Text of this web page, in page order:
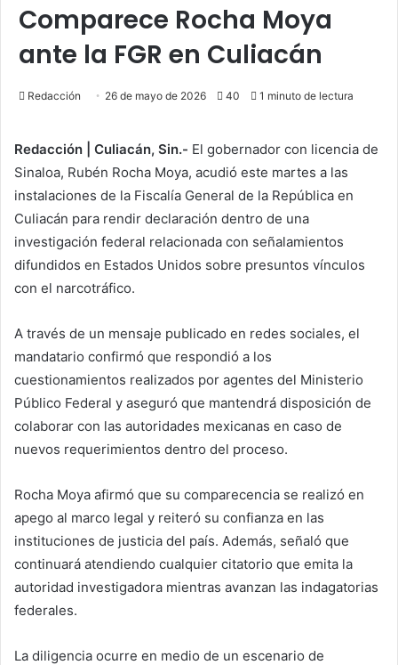
Comparece Rocha Moya
ante la FGR en Culiacán
Redacción 26 de mayo de 2026 40 1 minuto de lectura
Redacción | Culiacán, Sin.- El gobernador con licencia de
Sinaloa, Rubén Rocha Moya, acudió este martes a las
instalaciones de la Fiscalía General de la República en
Culiacán para rendir declaración dentro de una
investigación federal relacionada con señalamientos
difundidos en Estados Unidos sobre presuntos vínculos
con el narcotráfico.
A través de un mensaje publicado en redes sociales, el
mandatario confirmó que respondió a los
cuestionamientos realizados por agentes del Ministerio
Público Federal y aseguró que mantendrá disposición de
colaborar con las autoridades mexicanas en caso de
nuevos requerimientos dentro del proceso.
Rocha Moya afirmó que su comparecencia se realizó en
apego al marco legal y reiteró su confianza en las
instituciones de justicia del país. Además, señaló que
continuará atendiendo cualquier citatorio que emita la
autoridad investigadora mientras avanzan las indagatorias
federales.
La diligencia ocurre en medio de un escenario de